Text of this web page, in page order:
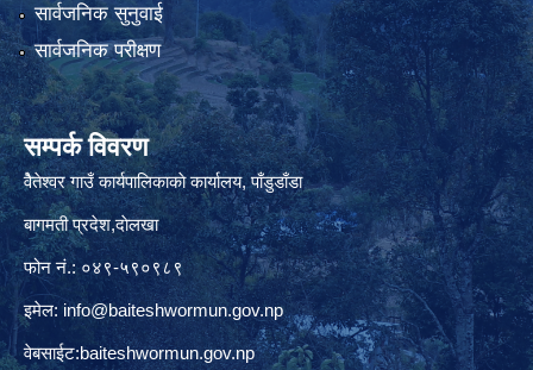
सार्वजनिक सुनुवाई
सार्वजनिक परीक्षण
सम्पर्क विवरण
वैेतेश्वर गाउँ कार्यपालिकाकाे कार्यालय, पाँडुडाँडा
बागमती‌ प्रदेश,दाेलखा
फोन नं.: ०४९-५९०९८९
इमेल: info@baiteshwormun.gov.np
वेबसाईट:baiteshwormun.gov.np